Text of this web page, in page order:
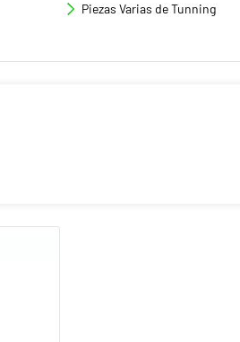
Piezas Varias de Tunning